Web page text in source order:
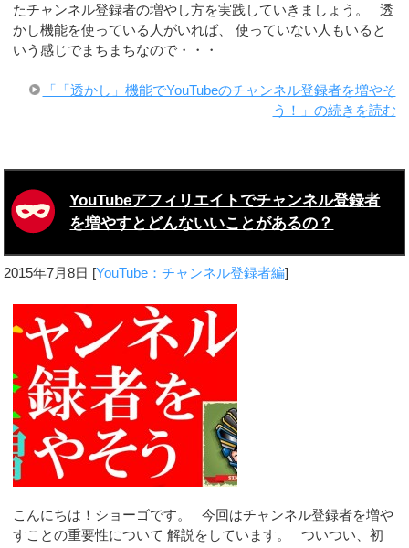
たチャンネル登録者の増やし方を実践していきましょう。 透
かし機能を使っている人がいれば、 使っていない人もいると
いう感じでまちまちなので・・・
「「透かし」機能でYouTubeのチャンネル登録者を増やそ
う！」の続きを読む
YouTubeアフィリエイトでチャンネル登録者
を増やすとどんないいことがあるの？
2015年7月8日 [YouTube：チャンネル登録者編]
こんにちは！ショーゴです。 今回はチャンネル登録者を増や
すことの重要性について 解説をしています。 ついつい、初